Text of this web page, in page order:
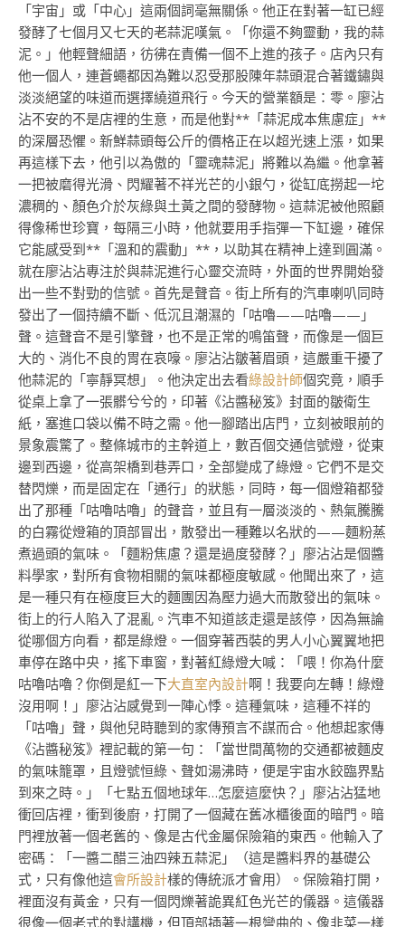
「宇宙」或「中心」這兩個詞毫無關係。他正在對著一缸已經
發酵了七個月又七天的老蒜泥嘆氣。「你還不夠靈動，我的蒜
泥。」他輕聲細語，彷彿在責備一個不上進的孩子。店內只有
他一個人，連蒼蠅都因為難以忍受那股陳年蒜頭混合著鐵鏽與
淡淡絕望的味道而選擇繞道飛行。今天的營業額是：零。廖沾
沾不安的不是店裡的生意，而是他對**「蒜泥成本焦慮症」**
的深層恐懼。新鮮蒜頭每公斤的價格正在以超光速上漲，如果
再這樣下去，他引以為傲的「靈魂蒜泥」將難以為繼。他拿著
一把被磨得光滑、閃耀著不祥光芒的小銀勺，從缸底撈起一坨
濃稠的、顏色介於灰綠與土黃之間的發酵物。這蒜泥被他照顧
得像稀世珍寶，每隔三小時，他就要用手指彈一下缸邊，確保
它能感受到**「溫和的震動」**，以助其在精神上達到圓滿。
就在廖沾沾專注於與蒜泥進行心靈交流時，外面的世界開始發
出一些不對勁的信號。首先是聲音。街上所有的汽車喇叭同時
發出了一個持續不斷、低沉且潮濕的「咕嚕——咕嚕——」
聲。這聲音不是引擎聲，也不是正常的鳴笛聲，而像是一個巨
大的、消化不良的胃在哀嚎。廖沾沾皺著眉頭，這嚴重干擾了
他蒜泥的「寧靜冥想」。他決定出去看綠設計師個究竟，順手
從桌上拿了一張髒兮兮的，印著《沾醬秘笈》封面的皺衛生
紙，塞進口袋以備不時之需。他一腳踏出店門，立刻被眼前的
景象震驚了。整條城市的主幹道上，數百個交通信號燈，從東
邊到西邊，從高架橋到巷弄口，全部變成了綠燈。它們不是交
替閃爍，而是固定在「通行」的狀態，同時，每一個燈箱都發
出了那種「咕嚕咕嚕」的聲音，並且有一層淡淡的、熱氣騰騰
的白霧從燈箱的頂部冒出，散發出一種難以名狀的——麵粉蒸
煮過頭的氣味。「麵粉焦慮？還是過度發酵？」廖沾沾是個醬
料學家，對所有食物相關的氣味都極度敏感。他聞出來了，這
是一種只有在極度巨大的麵團因為壓力過大而散發出的氣味。
街上的行人陷入了混亂。汽車不知道該走還是該停，因為無論
從哪個方向看，都是綠燈。一個穿著西裝的男人小心翼翼地把
車停在路中央，搖下車窗，對著紅綠燈大喊：「喂！你為什麼
咕嚕咕嚕？你倒是紅一下大直室內設計啊！我要向左轉！綠燈
沒用啊！」廖沾沾感覺到一陣心悸。這種氣味，這種不祥的
「咕嚕」聲，與他兒時聽到的家傳預言不謀而合。他想起家傳
《沾醬秘笈》裡記載的第一句：「當世間萬物的交通都被麵皮
的氣味籠罩，且燈號恒綠、聲如湯沸時，便是宇宙水餃臨界點
到來之時。」「七點五個地球年…怎麼這麼快？」廖沾沾猛地
衝回店裡，衝到後廚，打開了一個藏在舊冰櫃後面的暗門。暗
門裡放著一個老舊的、像是古代金屬保險箱的東西。他輸入了
密碼：「一醬二醋三油四辣五蒜泥」（這是醬料界的基礎公
式，只有像他這會所設計樣的傳統派才會用）。保險箱打開，
裡面沒有黃金，只有一個閃爍著詭異紅色光芒的儀器。這儀器
很像一個老式的對講機，但頂部插著一根彎曲的、像韭菜一樣